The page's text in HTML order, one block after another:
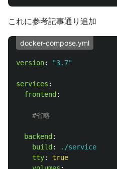
これに参考記事通り追加
docker-compose.yml
version: "3.7"
services :
frontend :
#省略
backend :
build :
./service
tty:
true